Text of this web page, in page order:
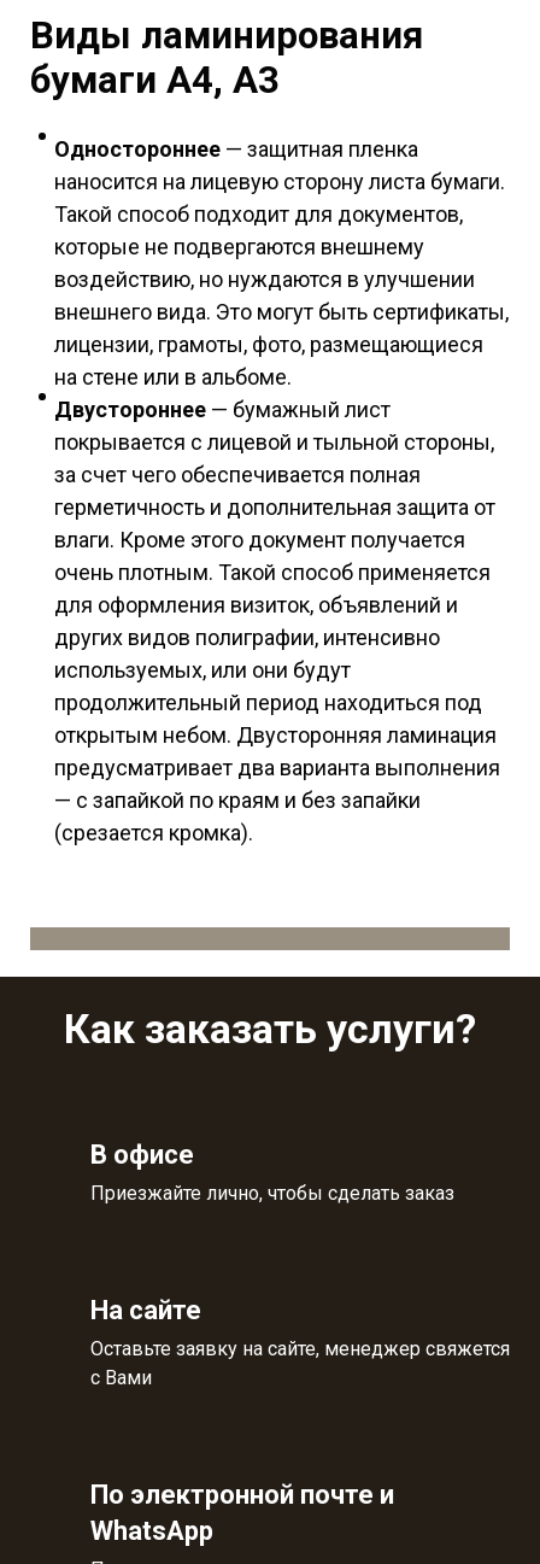
Виды ламинирования
бумаги А4, А3
Одностороннее — защитная пленка
наносится на лицевую сторону листа бумаги.
Такой способ подходит для документов,
которые не подвергаются внешнему
воздействию, но нуждаются в улучшении
внешнего вида. Это могут быть сертификаты,
лицензии, грамоты, фото, размещающиеся
на стене или в альбоме.
Двустороннее — бумажный лист
покрывается с лицевой и тыльной стороны,
за счет чего обеспечивается полная
герметичность и дополнительная защита от
влаги. Кроме этого документ получается
очень плотным. Такой способ применяется
для оформления визиток, объявлений и
других видов полиграфии, интенсивно
используемых, или они будут
продолжительный период находиться под
открытым небом. Двусторонняя ламинация
предусматривает два варианта выполнения
— с запайкой по краям и без запайки
(срезается кромка).
Как заказать услуги?
В офисе
Приезжайте лично, чтобы сделать заказ
На сайте
Оставьте заявку на сайте, менеджер свяжется
с Вами
По электронной почте и
WhatsApp